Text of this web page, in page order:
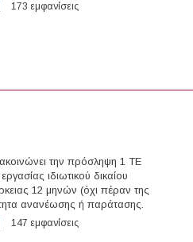
Κοινωνικός Λειτουργός με Σύμβαση
173 εμφανίσεις
την πρόσληψη 1 ΤΕ
ιδιωτικού δικαίου
12 μηνών (όχι πέραν της
ανανέωσης ή παράτασης.
Νοσηλευτής με Σύμβαση Ορισμένου
147 εμφανίσεις